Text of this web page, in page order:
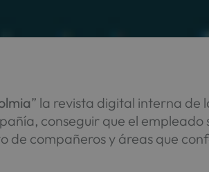
” la revista digital interna de
conseguir que el empleado
de compañeros y áreas que